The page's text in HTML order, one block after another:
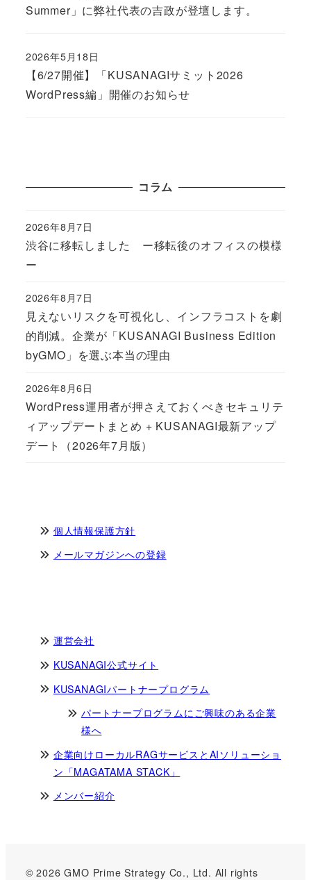
Summer」に弊社代表の吉政が登壇します。
【6/27開催】「KUSANAGIサミット2026
WordPress編」開催のお知らせ
Published
2026年5月18日
コラム
渋谷に移転しました ー移転後のオフィスの模様
ー
Published
2026年8月7日
見えないリスクを可視化し、インフラコストを劇
的削減。企業が「KUSANAGI Business Edition
byGMO」を選ぶ本当の理由
Published
2026年8月7日
WordPress運用者が押さえておくべきセキュリテ
ィアップデートまとめ + KUSANAGI最新アップ
デート（2026年7月版）
Published
2026年8月6日
個人情報保護方針
メールマガジンへの登録
運営会社
KUSANAGI公式サイト
KUSANAGIパートナープログラム
パートナープログラムにご興味のある企業
様へ
企業向けローカルRAGサービスとAIソリューショ
ン「MAGATAMA STACK」
メンバー紹介
© 2026 GMO Prime Strategy Co., Ltd. All rights